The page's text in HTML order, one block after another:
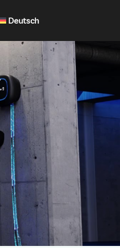
Deutsch